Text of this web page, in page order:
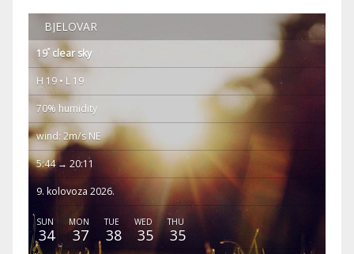
BJELOVAR
19° clear sky
H 19 • L 19
70% humidity
wind: 2m/s NE
5:44 → 20:11
9. kolovoza 2026.
SUN
34
MON
37
TUE
38
WED
35
THU
35